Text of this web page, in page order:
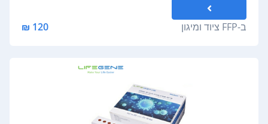
ב-FFP ציוד ומיגון 120 ₪